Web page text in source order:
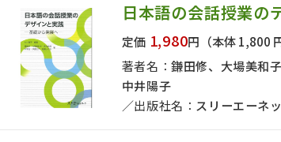
日本語の会話授業の
定価 1,980円 （本体 1,800
著者名：鎌田修、大場美和
中井陽子
出版社名： スリーエーネ